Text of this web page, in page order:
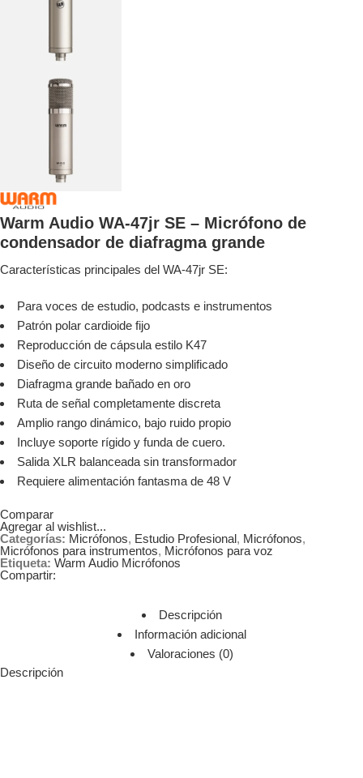
Warm Audio WA-47jr SE – Micrófono de
condensador de diafragma grande
Características principales del WA-47jr SE:
Para voces de estudio, podcasts e instrumentos
Patrón polar cardioide fijo
Reproducción de cápsula estilo K47
Diseño de circuito moderno simplificado
Diafragma grande bañado en oro
Ruta de señal completamente discreta
Amplio rango dinámico, bajo ruido propio
Incluye soporte rígido y funda de cuero.
Salida XLR balanceada sin transformador
Requiere alimentación fantasma de 48 V
Comparar
Agregar al wishlist...
Categorías: Micrófonos, Estudio Profesional, Micrófonos,
Micrófonos para instrumentos, Micrófonos para voz
Etiqueta: Warm Audio Micrófonos
Compartir:
Descripción
Información adicional
Valoraciones (0)
Descripción